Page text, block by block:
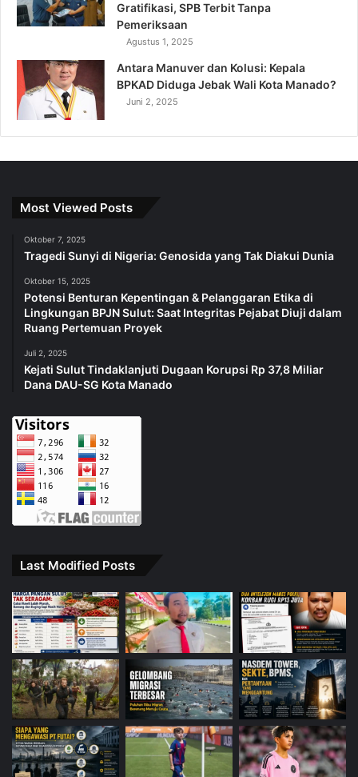
Gratifikasi, SPB Terbit Tanpa
Pemeriksaan
Agustus 1, 2025
Antara Manuver dan Kolusi: Kepala
BPKAD Diduga Jebak Wali Kota Manado?
Juni 2, 2025
Most Viewed Posts
Oktober 7, 2025
Tragedi Sunyi di Nigeria: Genosida yang Tak Diakui Dunia
Oktober 15, 2025
Potensi Benturan Kepentingan & Pelanggaran Etika di
Lingkungan BPJN Sulut: Saat Integritas Pejabat Diuji dalam
Ruang Pertemuan Proyek
Juli 2, 2025
Kejati Sulut Tindaklanjuti Dugaan Korupsi Rp 37,8 Miliar
Dana DAU-SG Kota Manado
Last Modified Posts